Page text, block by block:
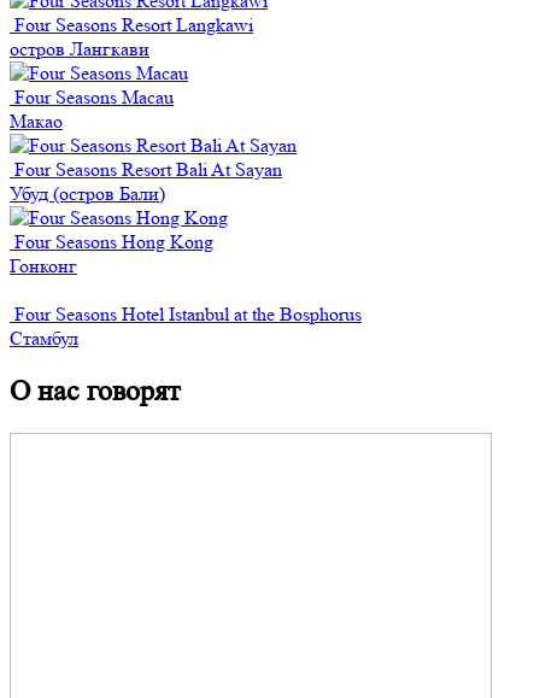
Four Seasons Resort Langkawi
остров Лангкави
Four Seasons Macau
Макао
Four Seasons Resort Bali At Sayan
Убуд (остров Бали)
Four Seasons Hong Kong
Гонконг
Four Seasons Hotel Istanbul at the Bosphorus
Стамбул
О нас говорят